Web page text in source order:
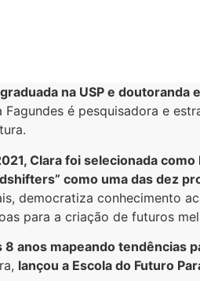
na USP e doutoranda
Fagundes é pesquisadora e
Clara foi selecionada
como uma das dez
democratiza conhecimento
para a criação de futuros
8 anos mapeando tendências
lançou a Escola do Futuro